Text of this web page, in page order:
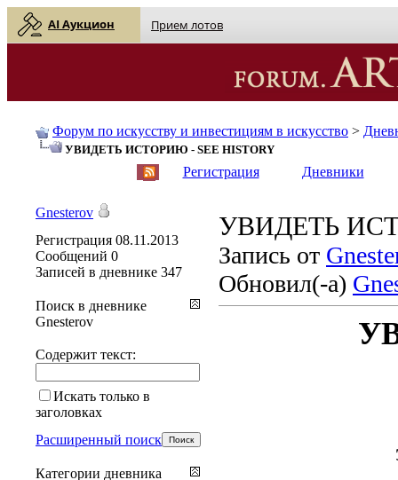
AI Аукцион Прием лотов
Форум по искусству и инвестициям в искусство >
УВИДЕТЬ ИСТОРИЮ - SEE HISTORY
Регистрация Дневники
УВИДЕТЬ
Запись от
Обновил(-а)
Gnesterov
Регистрация 08.11.2013
Сообщений 0
Записей в дневнике 347
Поиск в дневнике
Gnesterov
Содержит текст:
Искать только в
заголовках
Расширенный поиск
Категории дневника